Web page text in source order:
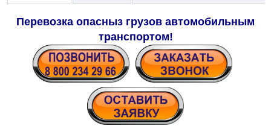
Перевозка опасныз грузов автомобильным
транспортом!